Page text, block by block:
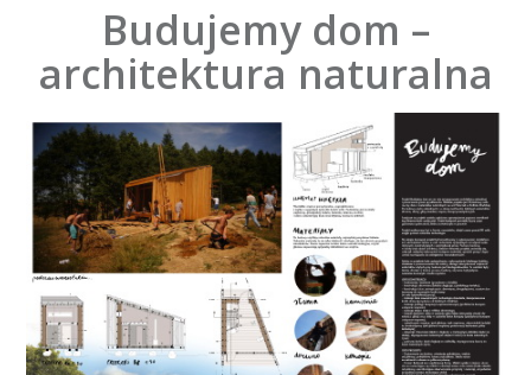
Budujemy dom –
architektura naturalna